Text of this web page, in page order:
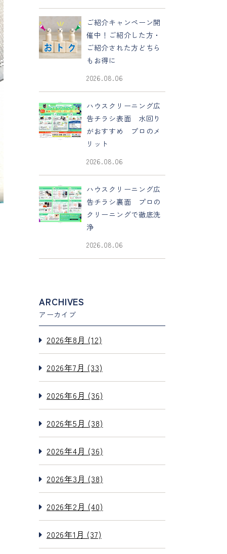
ご紹介キャンペーン開
催中！ご紹介した方・
ご紹介された方どちら
もお得に
2026.08.06
ハウスクリーニング広
告チラシ表面 水回り
がおすすめ プロのメ
リット
2026.08.06
ハウスクリーニング広
告チラシ裏面 プロの
クリーニングで徹底洗
浄
2026.08.06
ARCHIVES
アーカイブ
2026年8月 (12)
2026年7月 (33)
2026年6月 (36)
2026年5月 (38)
2026年4月 (36)
2026年3月 (38)
2026年2月 (40)
2026年1月 (37)